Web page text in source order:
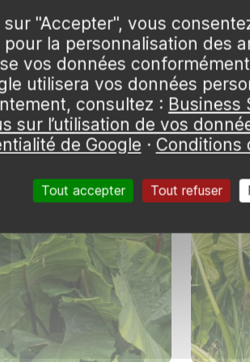
comme la sansevieria, le pothos ou le
des plantes plus exigeantes comme
possible de créer un coin jungle en
assortis pour un effet graphique.
'Spider's web'
€🌱 en stock
4L
Lierre-
21,99 €
Pot 3L
"Accepter", vous
la personnalisation des
vos données
utilisera vos données
consultez : Business
sur l’utilisation de vos
de Google · Conditions
Tout accepter Tout refuser